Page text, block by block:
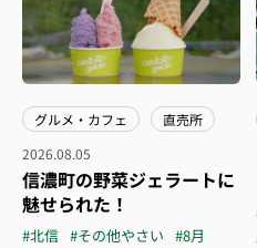
グルメ・カフェ
直売所
2026.08.05
信濃町の野菜ジェラートに
魅せられた！
#北信 #その他やさい #8月